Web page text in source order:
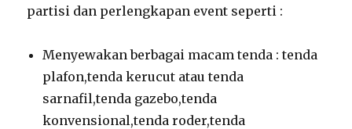
partisi dan perlengkapan event seperti :
Menyewakan berbagai macam tenda : tenda
plafon,tenda kerucut atau tenda
sarnafil,tenda gazebo,tenda
konvensional,tenda roder,tenda